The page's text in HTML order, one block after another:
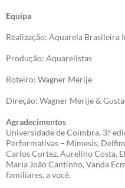
Equipa
Realização: Aquarela Brasileira
Produção: Aquarelistas
Roteiro: Wagner Merije
Direção: Wagner Merije &
Agradecimentos
Universidade de Coimbra, 3.ª
Performativas – Mimesis,
Carlos Cortez, Aurelino Costa,
Maria João Cantinho, Vanda
familiares, a você.